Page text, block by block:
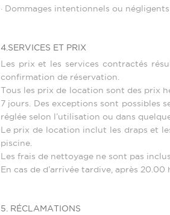
· Dommages intentionnels ou
4.SERVICES ET PRIX
Les prix et les services contractés
confirmation de réservation.
Tous les prix de location sont des prix
7 jours. Des exceptions sont possibles
réglée selon l’utilisation ou dans
Le prix de location inclut les draps et
piscine.
Les frais de nettoyage ne sont pas
En cas de d’arrivée tardive, après
5. RÉCLAMATIONS